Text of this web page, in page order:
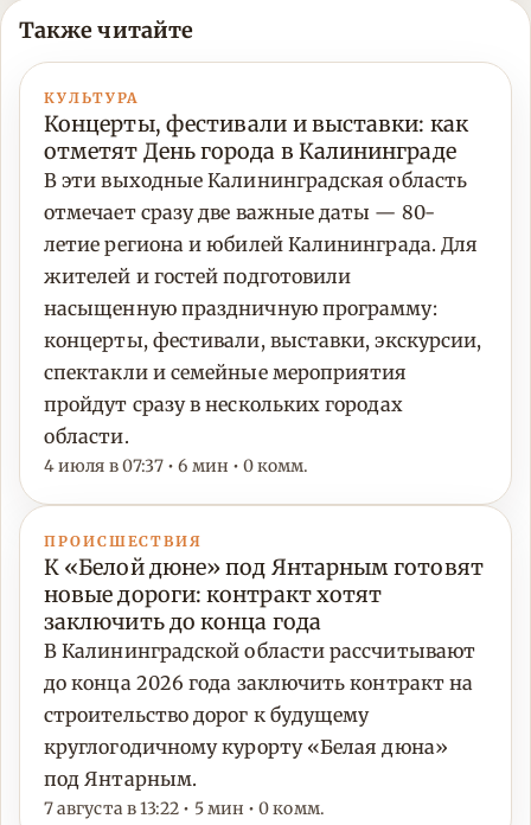
Также читайте
КУЛЬТУРА
Концерты, фестивали и выставки: как
отметят День города в Калининграде
В эти выходные Калининградская область
отмечает сразу две важные даты — 80-
летие региона и юбилей Калининграда. Для
жителей и гостей подготовили
насыщенную праздничную программу:
концерты, фестивали, выставки, экскурсии,
спектакли и семейные мероприятия
пройдут сразу в нескольких городах
области.
4 июля в 07:37 • 6 мин • 0 комм.
ПРОИСШЕСТВИЯ
К «Белой дюне» под Янтарным готовят
новые дороги: контракт хотят
заключить до конца года
В Калининградской области рассчитывают
до конца 2026 года заключить контракт на
строительство дорог к будущему
круглогодичному курорту «Белая дюна»
под Янтарным.
7 августа в 13:22 • 5 мин • 0 комм.